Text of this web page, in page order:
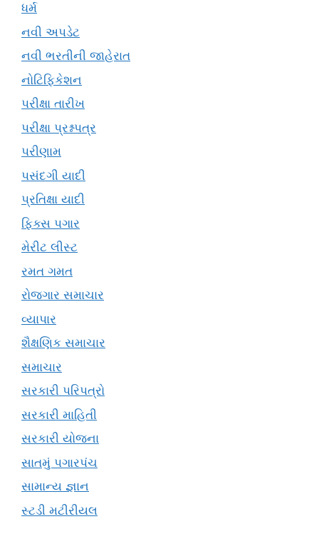
ધર્મ
નવી અપડેટ
નવી ભરતીની જાહેરાત
નોટિફિકેશન
પરીક્ષા તારીખ
પરીક્ષા પ્રશ્નપત્ર
પરીણામ
પસંદગી યાદી
પ્રતિક્ષા યાદી
ફિક્સ પગાર
મેરીટ લીસ્ટ
રમત ગમત
રોજગાર સમાચાર
વ્યાપાર
શૈક્ષણિક સમાચાર
સમાચાર
સરકારી પરિપત્રો
સરકારી માહિતી
સરકારી યોજના
સાતમું પગારપંચ
સામાન્ય જ્ઞાન
સ્ટડી મટીરીયલ